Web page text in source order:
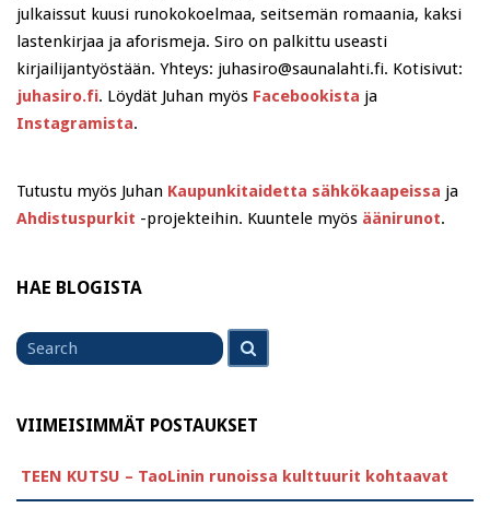
julkaissut kuusi runokokoelmaa, seitsemän romaania, kaksi
lastenkirjaa ja aforismeja. Siro on palkittu useasti
kirjailijantyöstään. Yhteys: juhasiro@saunalahti.fi. Kotisivut:
juhasiro.fi. Löydät Juhan myös Facebookista ja
Instagramista.
Tutustu myös Juhan Kaupunkitaidetta sähkökaapeissa ja
Ahdistuspurkit -projekteihin. Kuuntele myös äänirunot.
HAE BLOGISTA
Search
for
VIIMEISIMMÄT POSTAUKSET
TEEN KUTSU – TaoLinin runoissa kulttuurit kohtaavat